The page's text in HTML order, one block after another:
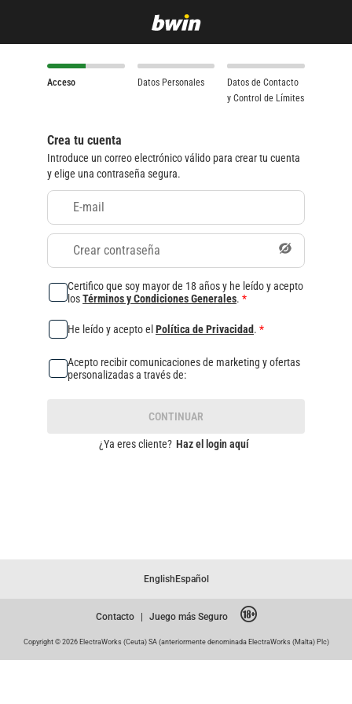
Acceso Datos Personales
Datos de Contacto
y Control de Límites
Crea tu cuenta
Introduce un correo electrónico válido para crear tu cuenta
y elige una contraseña segura.
E-mail
Crear contraseña
Certifico que soy mayor de 18 años y he leído y acepto
losTérminos y Condiciones Generales. *
He leído y acepto el Política de Privacidad. *
Acepto recibir comunicaciones de marketing y ofertas
personalizadas a través de:
CONTINUAR
¿Ya eres cliente? Haz el login aquí
English Español
Contacto Juego más Seguro
Copyright © 2026 ElectraWorks (Ceuta) SA (anteriormente denominada ElectraWorks (Malta) Plc)